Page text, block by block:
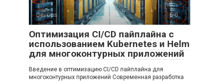
DevOps 0
Оптимизация CI/CD пайплайна с
использованием Kubernetes и Helm
для многоконтурных приложений
Введение в оптимизацию CI/CD пайплайна для
многоконтурных приложений Современная разработка